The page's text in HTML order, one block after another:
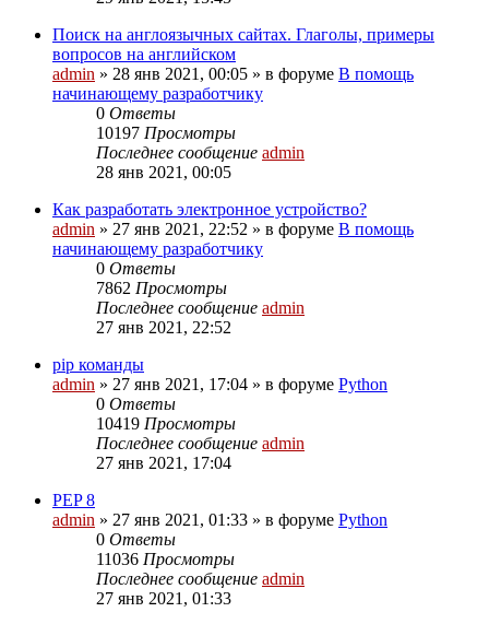
Поиск на англоязычных сайтах. Глаголы, примеры
вопросов на английском
admin » 28 янв 2021, 00:05 » в форуме В помощь
начинающему разработчику
0 Ответы
10197 Просмотры
Последнее сообщение admin
28 янв 2021, 00:05
Как разработать электронное устройство?
admin » 27 янв 2021, 22:52 » в форуме В помощь
начинающему разработчику
0 Ответы
7862 Просмотры
Последнее сообщение admin
27 янв 2021, 22:52
pip команды
admin » 27 янв 2021, 17:04 » в форуме Python
0 Ответы
10419 Просмотры
Последнее сообщение admin
27 янв 2021, 17:04
PEP 8
admin » 27 янв 2021, 01:33 » в форуме Python
0 Ответы
11036 Просмотры
Последнее сообщение admin
27 янв 2021, 01:33